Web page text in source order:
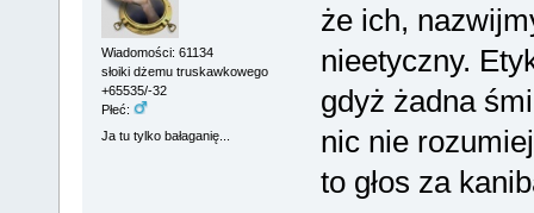
Wiadomości: 61134
słoiki dżemu truskawkowego
+65535/-32
Płeć:
Ja tu tylko bałaganię...
że ich,
nieetyczny.
gdyż żadna
nic nie
to głos za